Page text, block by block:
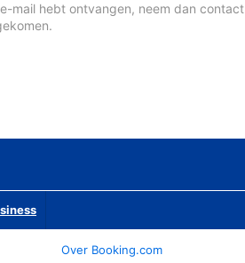
mail hebt ontvangen, neem dan contact
Over Booking.com